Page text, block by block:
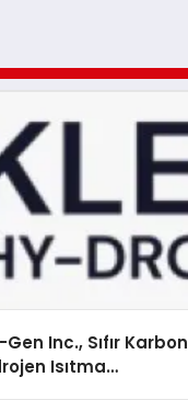
Inc., Sıfır Karbon
Isıtma